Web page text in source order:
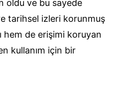
oldu ve bu sayede
tarihsel izleri korunmuş
hem de erişimi koruyan
kullanım için bir